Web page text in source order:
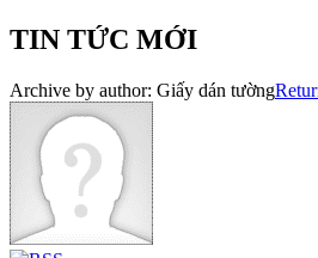
TIN TỨC MỚI
Archive by author: Giấy dán tường